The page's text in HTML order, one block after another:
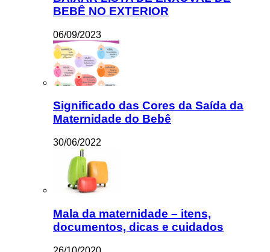
BEBÊ NO EXTERIOR
06/09/2023
Significado das Cores da Saída da
Maternidade do Bebê
30/06/2022
Mala da maternidade – itens,
documentos, dicas e cuidados